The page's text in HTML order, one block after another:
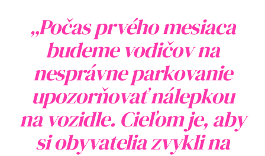
„Počas prvého mesiaca
budeme vodičov na
nesprávne parkovanie
upozorňovať nálepkou
na vozidle. Cieľom je, aby
si obyvatelia zvykli na